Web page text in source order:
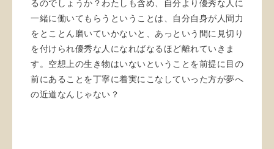
るのでしょうか？わたしも含め、自分より優秀な人に
一緒に働いてもらうということは、自分自身が人間力
をとことん磨いていかないと、あっという間に見切り
を付けられ優秀な人になればなるほど離れていきま
す。空想上の生き物はいないということを前提に目の
前にあることを丁寧に着実にこなしていった方が夢へ
の近道なんじゃない？